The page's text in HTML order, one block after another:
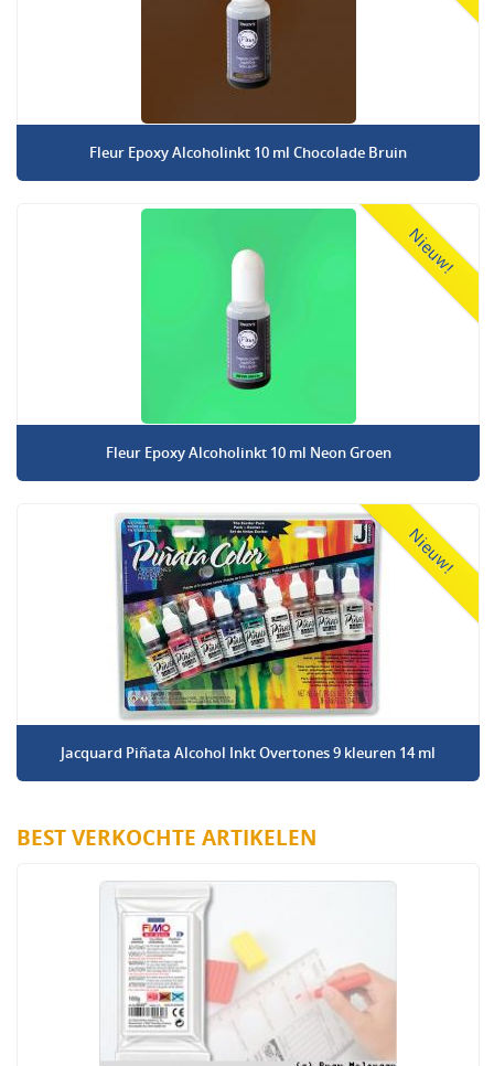
Fleur Epoxy Alcoholinkt 10 ml Chocolade Bruin
Nieuw!
Fleur Epoxy Alcoholinkt 10 ml Neon Groen
Nieuw!
Jacquard Piñata Alcohol Inkt Overtones 9 kleuren 14 ml
BEST VERKOCHTE ARTIKELEN